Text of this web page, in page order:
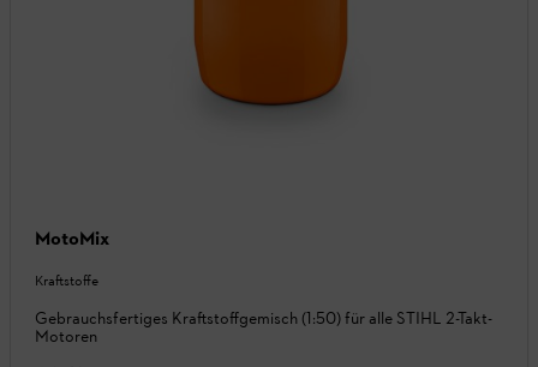
MotoMix
Kraftstoffe
Gebrauchsfertiges Kraftstoffgemisch (1:50) für alle STIHL 2-Takt-
Motoren